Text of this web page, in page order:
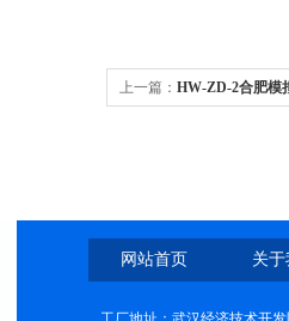
上一篇： HW-ZD-2合肥模
网站首页 关